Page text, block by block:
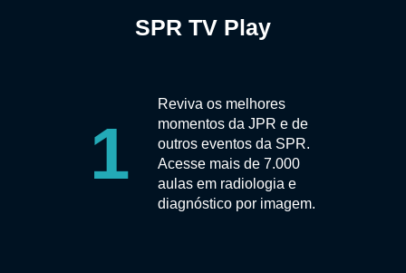
SPR TV Play
1
Reviva os melhores
momentos da JPR e de
outros eventos da SPR.
Acesse mais de 7.000
aulas em radiologia e
diagnóstico por imagem.